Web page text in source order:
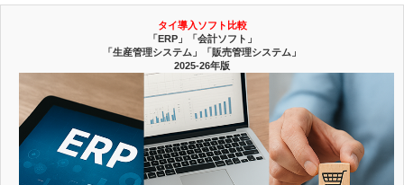
タイ導入ソフト比較
「ERP」「会計ソフト」
「生産管理システム」「販売管理システム」
2025-26年版